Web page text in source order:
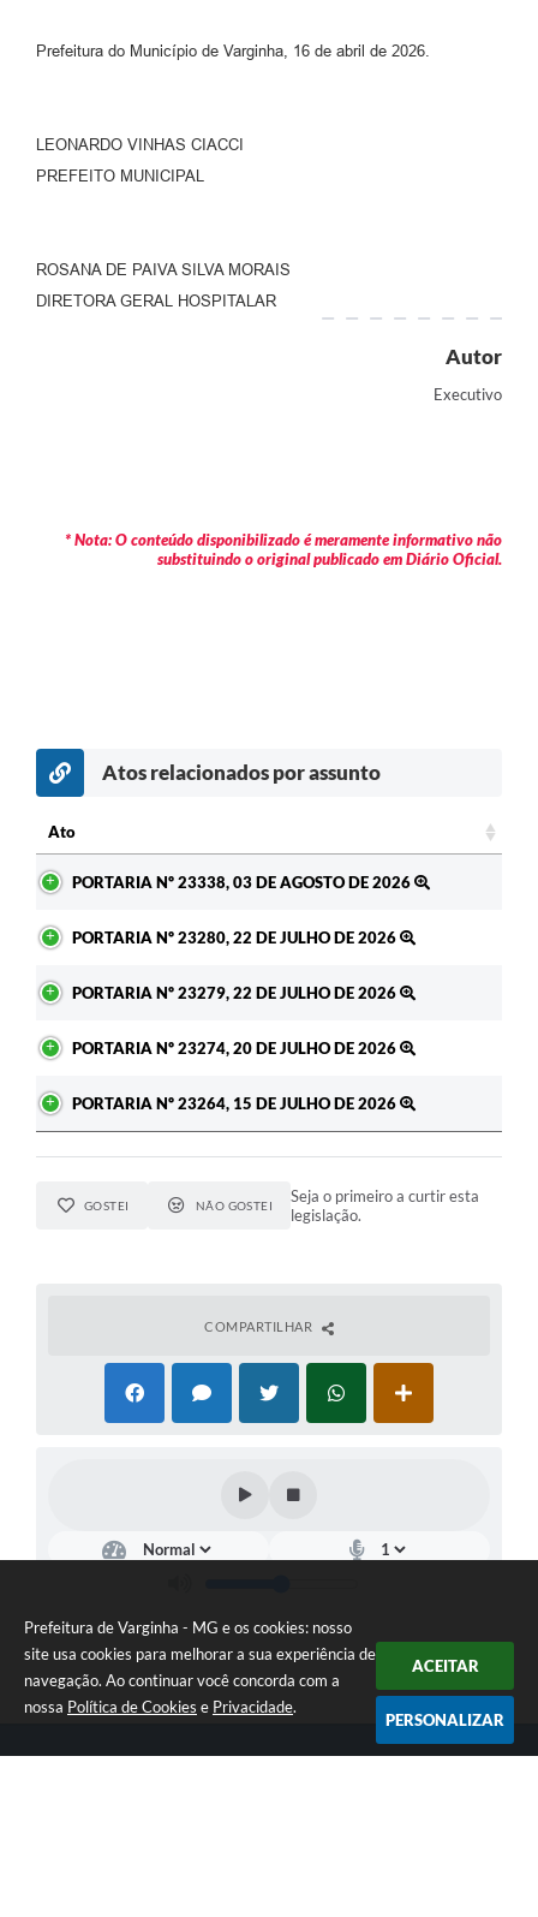
Prefeitura de Varginha - MG e os cookies: nosso
site usa cookies para melhorar a sua experiência de
navegação. Ao continuar você concorda com a
nossa Política de Cookies e Privacidade.
ACEITAR
PERSONALIZAR
Prefeitura do Município de Varginha, 16 de abril de 2026.
LEONARDO VINHAS CIACCI
PREFEITO MUNICIPAL
ROSANA DE PAIVA SILVA MORAIS
DIRETORA GERAL HOSPITALAR
Autor
Executivo
* Nota: O conteúdo disponibilizado é meramente informativo não
substituindo o original publicado em Diário Oficial.
Atos relacionados por assunto
Ato
PORTARIA Nº 23338, 03 DE AGOSTO DE 2026
PORTARIA Nº 23280, 22 DE JULHO DE 2026
PORTARIA Nº 23279, 22 DE JULHO DE 2026
PORTARIA Nº 23274, 20 DE JULHO DE 2026
PORTARIA Nº 23264, 15 DE JULHO DE 2026
GOSTEI NÃO GOSTEI
Seja o primeiro a curtir esta
legislação.
COMPARTILHAR